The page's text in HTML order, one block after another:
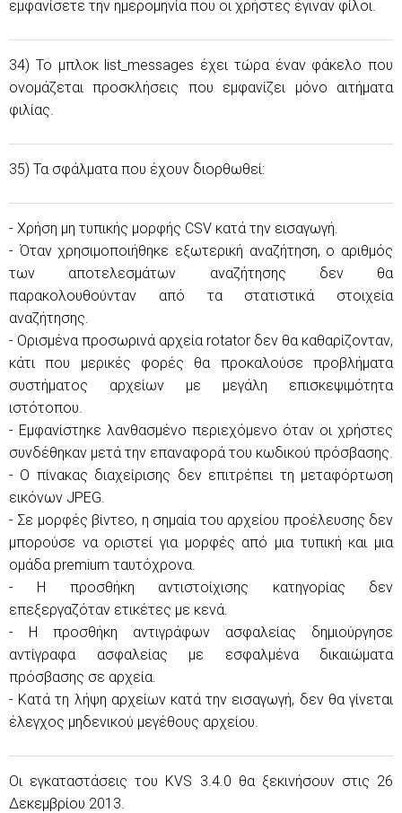
εμφανίσετε την ημερομηνία που οι χρήστες έγιναν φίλοι.
34) Το μπλοκ list_messages έχει τώρα έναν φάκελο που
ονομάζεται προσκλήσεις που εμφανίζει μόνο αιτήματα
φιλίας.
35) Τα σφάλματα που έχουν διορθωθεί:
- Χρήση μη τυπικής μορφής CSV κατά την εισαγωγή.
- Όταν χρησιμοποιήθηκε εξωτερική αναζήτηση, ο αριθμός
των αποτελεσμάτων αναζήτησης δεν θα
παρακολουθούνταν από τα στατιστικά στοιχεία
αναζήτησης.
- Ορισμένα προσωρινά αρχεία rotator δεν θα καθαρίζονταν,
κάτι που μερικές φορές θα προκαλούσε προβλήματα
συστήματος αρχείων με μεγάλη επισκεψιμότητα
ιστότοπου.
- Εμφανίστηκε λανθασμένο περιεχόμενο όταν οι χρήστες
συνδέθηκαν μετά την επαναφορά του κωδικού πρόσβασης.
- Ο πίνακας διαχείρισης δεν επιτρέπει τη μεταφόρτωση
εικόνων JPEG.
- Σε μορφές βίντεο, η σημαία του αρχείου προέλευσης δεν
μπορούσε να οριστεί για μορφές από μια τυπική και μια
ομάδα premium ταυτόχρονα.
- Η προσθήκη αντιστοίχισης κατηγορίας δεν
επεξεργαζόταν ετικέτες με κενά.
- Η προσθήκη αντιγράφων ασφαλείας δημιούργησε
αντίγραφα ασφαλείας με εσφαλμένα δικαιώματα
πρόσβασης σε αρχεία.
- Κατά τη λήψη αρχείων κατά την εισαγωγή, δεν θα γίνεται
έλεγχος μηδενικού μεγέθους αρχείου.
Οι εγκαταστάσεις του KVS 3.4.0 θα ξεκινήσουν στις 26
Δεκεμβρίου 2013.